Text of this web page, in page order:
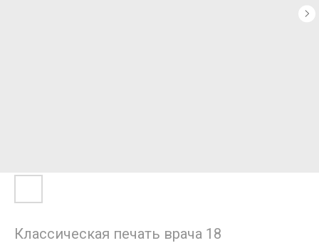
Классическая печать врача 18